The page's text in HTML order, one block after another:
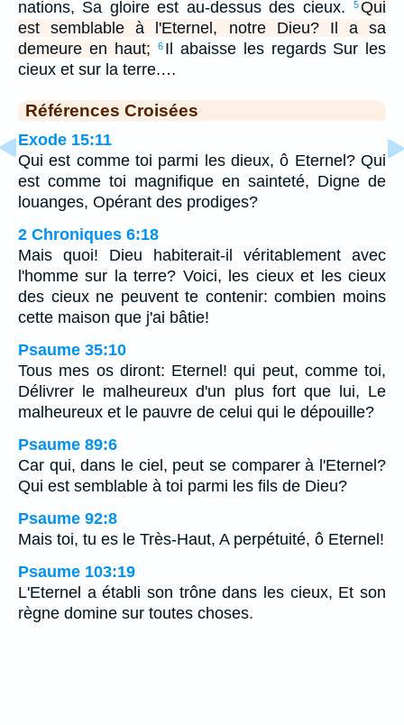
nations, Sa gloire est au-dessus des cieux. 5Qui
est semblable à l'Eternel, notre Dieu? Il a sa
demeure en haut;
6 Il abaisse les regards Sur les
cieux et sur la terre.…
Références Croisées
Exode 15:11
Qui est comme toi parmi les dieux, ô Eternel? Qui
est comme toi magnifique en sainteté, Digne de
louanges, Opérant des prodiges?
2 Chroniques 6:18
Mais quoi! Dieu habiterait-il véritablement avec
l'homme sur la terre? Voici, les cieux et les cieux
des cieux ne peuvent te contenir: combien moins
cette maison que j'ai bâtie!
Psaume 35:10
Tous mes os diront: Eternel! qui peut, comme toi,
Délivrer le malheureux d'un plus fort que lui, Le
malheureux et le pauvre de celui qui le dépouille?
Psaume 89:6
Car qui, dans le ciel, peut se comparer à l'Eternel?
Qui est semblable à toi parmi les fils de Dieu?
Psaume 92:8
Mais toi, tu es le Très-Haut, A perpétuité, ô Eternel!
Psaume 103:19
L'Eternel a établi son trône dans les cieux, Et son
règne domine sur toutes choses.